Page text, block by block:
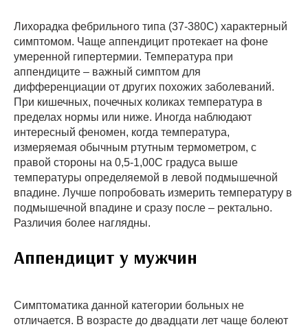
Лихорадка фебрильного типа (37-380С) характерный
симптомом. Чаще аппендицит протекает на фоне
умеренной гипертермии. Температура при
аппендиците – важный симптом для
дифференциации от других похожих заболеваний.
При кишечных, почечных коликах температура в
пределах нормы или ниже. Иногда наблюдают
интересный феномен, когда температура,
измеряемая обычным ртутным термометром, с
правой стороны на 0,5-1,00С градуса выше
температуры определяемой в левой подмышечной
впадине. Лучше попробовать измерить температуру в
подмышечной впадине и сразу после – ректально.
Различия более наглядны.
Аппендицит у мужчин
Симптоматика данной категории больных не
отличается. В возрасте до двадцати лет чаще болеют